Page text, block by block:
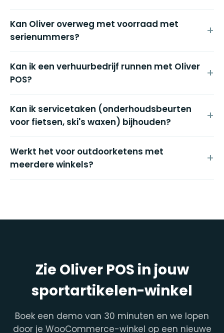
Kan Oliver overweg met voorraad met
serienummers?
Kan ik een verhuurbedrijf runnen met Oliver
POS?
Kan ik servicetaken (onderhoudsbeurten
voor fietsen, ski's waxen) bijhouden?
Werkt het voor outdoorketens met
meerdere winkels?
Zie Oliver POS in jouw
sportartikelen-winkel
Boek een demo van 30 minuten en we lopen
door je WooCommerce-winkel op een nieuwe